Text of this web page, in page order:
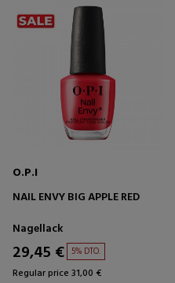
O.P.I
NAIL ENVY BIG APPLE RED
Nagellack
29,45 € 5% DTO.
Regular price 31,00 €